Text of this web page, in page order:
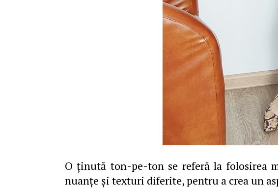
O ținută ton-pe-ton se referă la folosirea
nuanțe și texturi diferite, pentru a crea un